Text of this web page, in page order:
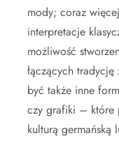
mody; coraz
interpretacje
możliwość
łączących
być także inne
czy grafiki – które
kulturą germańską